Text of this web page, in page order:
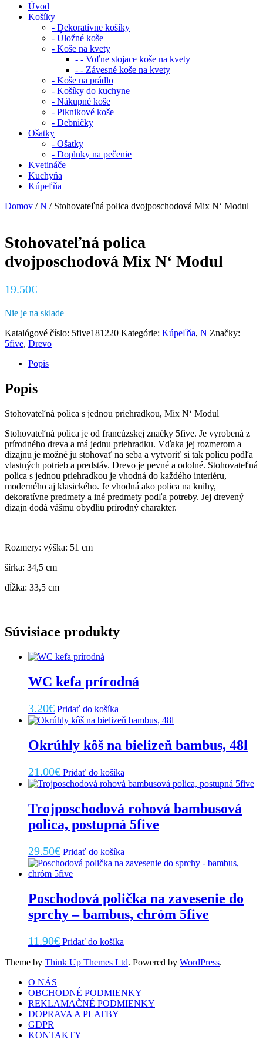
Úvod
Košíky
- Dekoratívne košíky
- Úložné koše
- Koše na kvety
- - Voľne stojace koše na kvety
- - Závesné koše na kvety
- Koše na prádlo
- Košíky do kuchyne
- Nákupné koše
- Piknikové koše
- Debničky
Ošatky
- Ošatky
- Doplnky na pečenie
Kvetináče
Kuchyňa
Kúpeľňa
Domov /N / Stohovateľná polica dvojposchodová Mix N‘ Modul
Stohovateľná polica
dvojposchodová Mix N‘ Modul
19.50€
Nie je na sklade
Katalógové číslo: 5five181220 Kategórie: Kúpeľňa, N Značky:
5five, Drevo
Popis
Popis
Stohovateľná polica s jednou priehradkou, Mix N‘ Modul
Stohovateľná polica je od francúzskej značky 5five. Je vyrobená z
prírodného dreva a má jednu priehradku. Vďaka jej rozmerom a
dizajnu je možné ju stohovať na seba a vytvoriť si tak policu podľa
vlastných potrieb a predstáv. Drevo je pevné a odolné. Stohovateľná
polica s jednou priehradkou je vhodná do každého interiéru,
moderného aj klasického. Je vhodná ako polica na knihy,
dekoratívne predmety a iné predmety podľa potreby. Jej drevený
dizajn dodá vášmu obydliu prírodný charakter.
Rozmery: výška: 51 cm
šírka: 34,5 cm
dĺžka: 33,5 cm
Súvisiace produkty
WC kefa prírodná
3.20€ Pridať do košíka
Okrúhly kôš na bielizeň bambus, 48l
21.00€ Pridať do košíka
Trojposchodová rohová bambusová
polica, postupná 5five
29.50€ Pridať do košíka
Poschodová polička na zavesenie do
sprchy – bambus, chróm 5five
11.90€ Pridať do košíka
Theme by Think Up Themes Ltd. Powered by WordPress.
O NÁS
OBCHODNÉ PODMIENKY
REKLAMAČNÉ PODMIENKY
DOPRAVA A PLATBY
GDPR
KONTAKTY